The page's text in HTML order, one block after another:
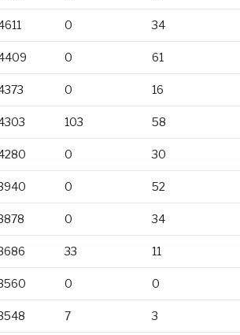
0 34
0 61
0 16
103 58
0 30
0 52
0 34
33 11
0 0
7 3